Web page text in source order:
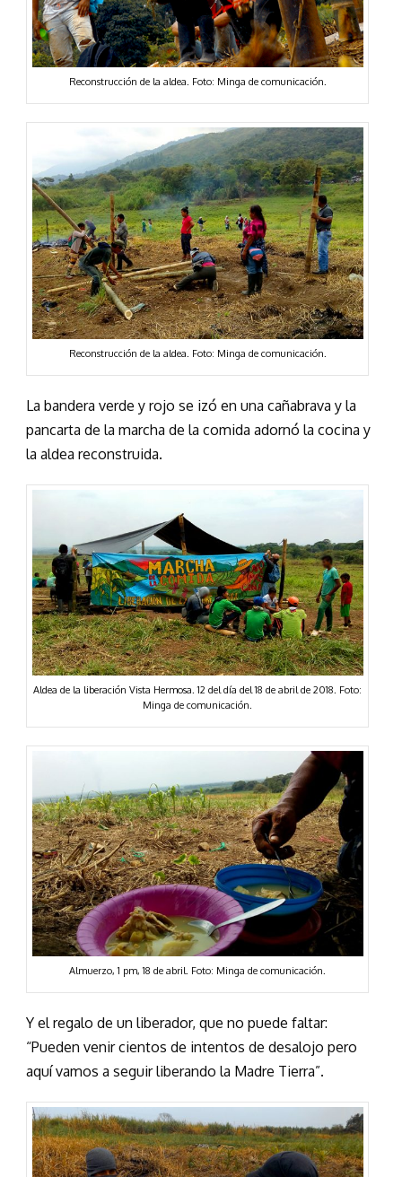
Reconstrucción de la aldea. Foto: Minga de comunicación.
Reconstrucción de la aldea. Foto: Minga de comunicación.
La bandera verde y rojo se izó en una cañabrava y la
pancarta de la marcha de la comida adornó la cocina y
la aldea reconstruida.
Aldea de la liberación Vista Hermosa. 12 del día del 18 de abril de 2018. Foto:
Minga de comunicación.
Almuerzo, 1 pm, 18 de abril. Foto: Minga de comunicación.
Y el regalo de un liberador, que no puede faltar:
“Pueden venir cientos de intentos de desalojo pero
aquí vamos a seguir liberando la Madre Tierra”.